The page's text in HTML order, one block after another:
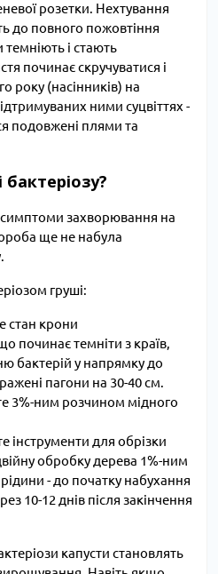
розетки. Нехтування
до повного пожовтіння
темніють і стають
починає скручуватися і
року (насінників) на
ними суцвіттях -
подовжені плями та
бактеріозу?
захворювання на
ще не набула
груші:
стан крони
починає темніти з країв,
бактерій у напрямку до
пагони на 30-40 см.
3%-ним розчином мідного
інструменти для обрізки
обробку дерева 1%-ним
- до початку набухання
10-12 днів після закінчення
капусти становлять